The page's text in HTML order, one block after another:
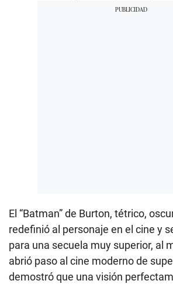
El “Batman” de Burton, tétrico,
redefinió al personaje en el cine y
para una secuela muy superior, al
abrió paso al cine moderno de
demostró que una visión